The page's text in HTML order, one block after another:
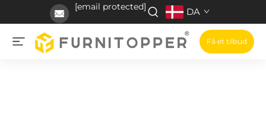
[email protected] DA
Få et tilbud